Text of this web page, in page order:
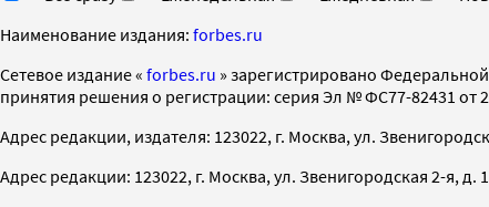
Наименование издания: forbes.ru
Cетевое издание « forbes.ru » зарегистрировано
принятия решения о регистрации: серия Эл № ФС77-82431 от
Адрес редакции, издателя: 123022, г. Москва, ул.
Адрес редакции: 123022, г. Москва, ул. Звенигородская 2-я, д.